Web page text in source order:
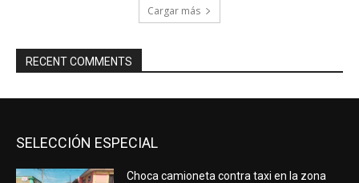
Cargar más
RECENT COMMENTS
SELECCIÓN ESPECIAL
Choca camioneta contra taxi en la zona